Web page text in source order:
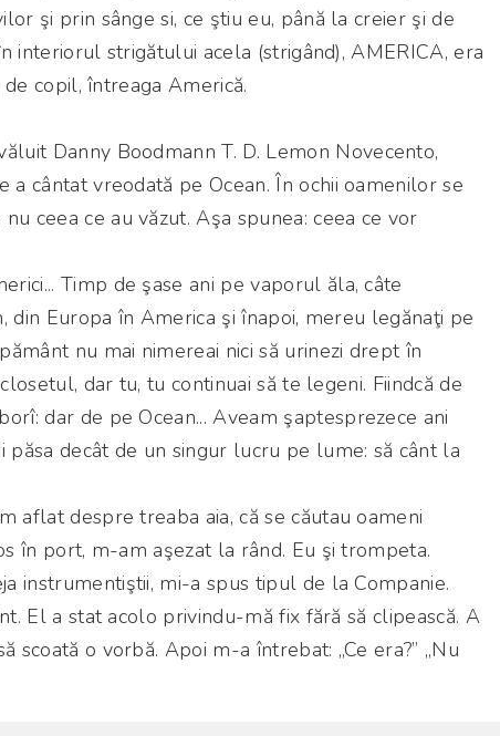
şi prin sânge si, ce ştiu eu, până la creier şi de
interiorul strigătului acela (strigând), AMERICA, era
de copil, întreaga Americă.
Danny Boodmann T. D. Lemon Novecento,
a cântat vreodată pe Ocean. În ochii oamenilor se
ceea ce au văzut. Aşa spunea: ceea ce vor
Timp de şase ani pe vaporul ăla, câte
din Europa în America şi înapoi, mereu legănaţi pe
nu mai nimereai nici să urinezi drept în
dar tu, tu continuai să te legeni. Fiindcă de
dar de pe Ocean... Aveam şaptesprezece ani
decât de un singur lucru pe lume: să cânt la
aflat despre treaba aia, că se căutau oameni
în port, m-am aşezat la rând. Eu şi trompeta.
instrumentiştii, mi-a spus tipul de la Companie.
El a stat acolo privindu-mă fix fără să clipească. A
scoată o vorbă. Apoi m-a întrebat: „Ce era?” „Nu